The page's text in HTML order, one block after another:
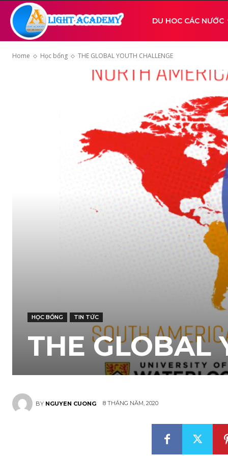
Light
Academy
DU HOC CÁC NƯỚC
Home Học bổng THE GLOBAL YOUTH CHALLENGE
HỌC BỔNG TIN TỨC
THE GLOBAL
BY NGUYEN CUONG 8 THÁNG NĂM, 2020